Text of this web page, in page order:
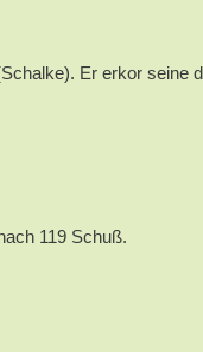
Er erkor seine
119 Schuß.